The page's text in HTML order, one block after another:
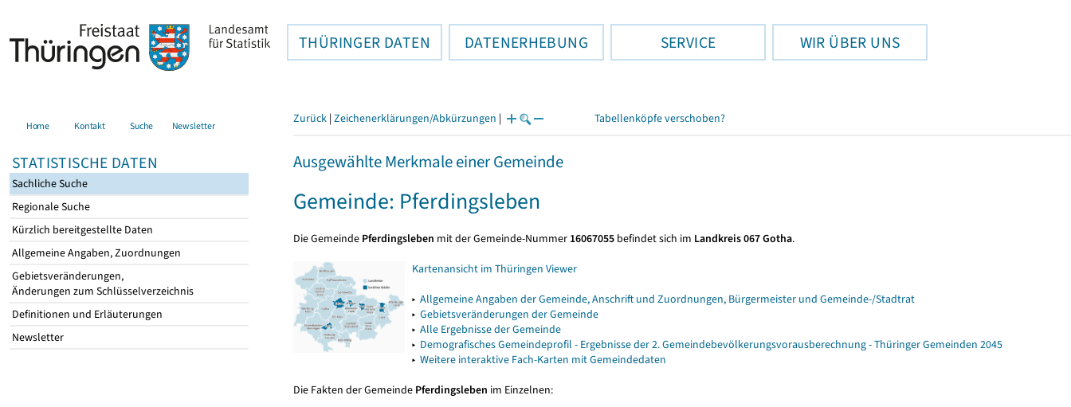
THÜRINGER DATEN DATENERHEBUNG SERVICE WIR ÜBER UNS
Home Kontakt Suche Newsletter
STATISTISCHE DATEN
Sachliche Suche
Regionale Suche
Kürzlich bereitgestellte Daten
Allgemeine Angaben, Zuordnungen
Gebietsveränderungen,
Änderungen zum Schlüsselverzeichnis
Definitionen und Erläuterungen
Newsletter
Zurück | Zeichenerklärungen/Abkürzungen | Tabellenköpfe verschoben?
Ausgewählte Merkmale einer Gemeinde
Gemeinde: Pferdingsleben
Die Gemeinde Pferdingsleben mit der Gemeinde-Nummer 16067055 befindet sich im Landkreis 067 Gotha.
Kartenansicht im Thüringen Viewer
▸ Allgemeine Angaben der Gemeinde, Anschrift und Zuordnungen, Bürgermeister und Gemeinde-/Stadtrat
▸ Gebietsveränderungen der Gemeinde
▸ Alle Ergebnisse der Gemeinde
▸ Demografisches Gemeindeprofil - Ergebnisse der 2. Gemeindebevölkerungsvorausberechnung - Thüringer Gemeinden 2045
▸ Weitere interaktive Fach-Karten mit Gemeindedaten
Die Fakten der Gemeinde Pferdingsleben im Einzelnen: